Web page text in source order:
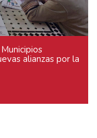
alianzas por la